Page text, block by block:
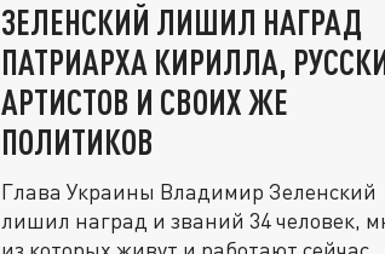
ЗЕЛЕНСКИЙ ЛИШИЛ НАГРАД
ПАТРИАРХА КИРИЛЛА,
АРТИСТОВ И СВОИХ ЖЕ
ПОЛИТИКОВ
Глава Украины Владимир Зеленский
лишил наград и званий 34 человек, многие